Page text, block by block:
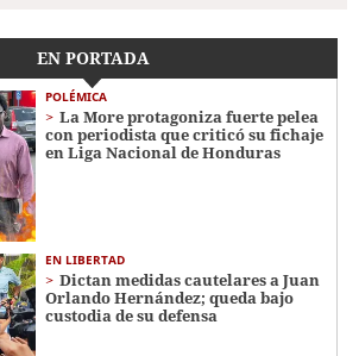
EN PORTADA
POLÉMICA
La More protagoniza fuerte pelea
con periodista que criticó su fichaje
en Liga Nacional de Honduras
EN LIBERTAD
Dictan medidas cautelares a Juan
Orlando Hernández; queda bajo
custodia de su defensa